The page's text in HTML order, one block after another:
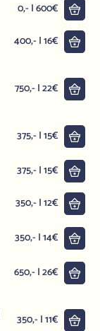
0,- | 600€
400,- | 16€
750,- | 22€
375,- | 15€
375,- | 15€
350,- | 12€
350,- | 14€
650,- | 26€
350,- | 11€